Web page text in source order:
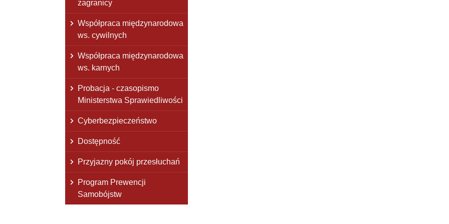
zagranicy
Współpraca międzynarodowa
ws. cywilnych
Współpraca międzynarodowa
ws. karnych
Probacja - czasopismo
Ministerstwa Sprawiedliwości
Cyberbezpieczeństwo
Dostępność
Przyjazny pokój przesłuchań
Program Prewencji
Samobójstw